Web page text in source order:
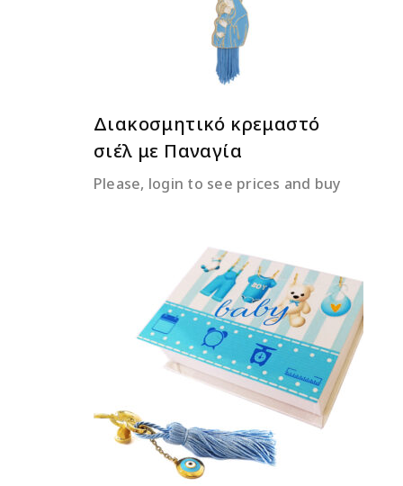
Διακοσμητικό κρεμαστό
σιέλ με Παναγία
Please, login to see prices and buy
ΔΙΑΒΆΣΤΕ ΠΕΡΙΣΣΌΤΕΡΑ